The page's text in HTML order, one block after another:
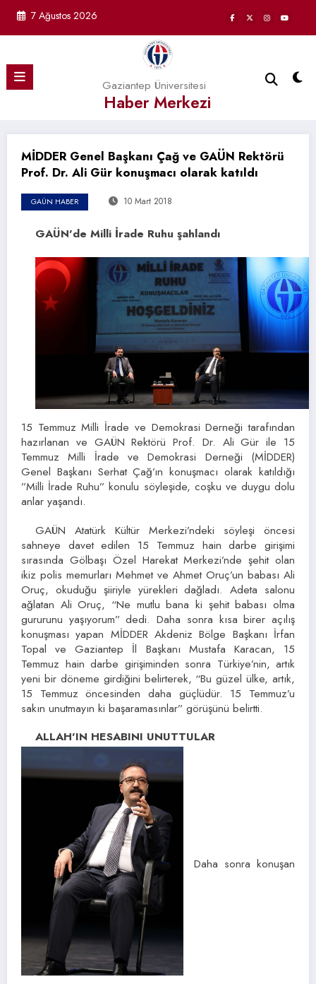
7 Ağustos 2026
Gaziantep Üniversitesi
Haber Merkezi
MİDDER Genel Başkanı Çağ ve GAÜN Rektörü
Prof. Dr. Ali Gür konuşmacı olarak katıldı
GAÜN HABER 10 Mart 2018
GAÜN’de Milli İrade Ruhu şahlandı
15 Temmuz Milli İrade ve Demokrasi Derneği tarafından
hazırlanan ve GAÜN Rektörü Prof. Dr. Ali Gür ile 15
Temmuz Milli İrade ve Demokrasi Derneği (MİDDER)
Genel Başkanı Serhat Çağ’ın konuşmacı olarak katıldığı
”Milli İrade Ruhu” konulu söyleşide, coşku ve duygu dolu
anlar yaşandı.
GAÜN Atatürk Kültür Merkezi’ndeki söyleşi öncesi
sahneye davet edilen 15 Temmuz hain darbe girişimi
sırasında Gölbaşı Özel Harekat Merkezi’nde şehit olan
ikiz polis memurları Mehmet ve Ahmet Oruç’un babası Ali
Oruç, okuduğu şiiriyle yürekleri dağladı. Adeta salonu
ağlatan Ali Oruç, “Ne mutlu bana ki şehit babası olma
gururunu yaşıyorum” dedi. Daha sonra kısa birer açılış
konuşması yapan MİDDER Akdeniz Bölge Başkanı İrfan
Topal ve Gaziantep İl Başkanı Mustafa Karacan, 15
Temmuz hain darbe girişiminden sonra Türkiye’nin, artık
yeni bir döneme girdiğini belirterek, “Bu güzel ülke, artık,
15 Temmuz öncesinden daha güçlüdür. 15 Temmuz’u
sakın unutmayın ki başaramasınlar” görüşünü belirtti.
ALLAH’IN HESABINI UNUTTULAR
Daha sonra konuşan